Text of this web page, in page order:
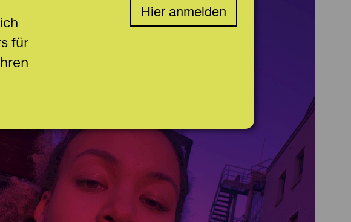
für
Hier anmelden